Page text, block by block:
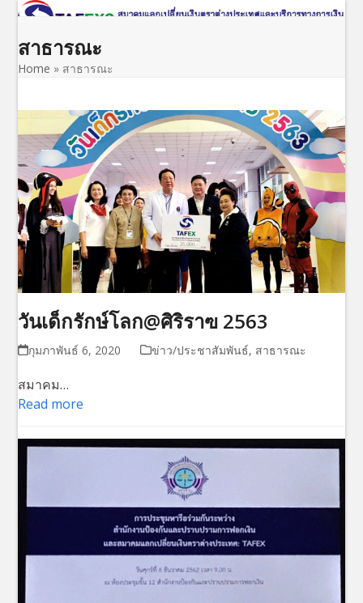
Skip
content
Open
mobile
menu
Close
mobile
menu
สาธารณะ
Home » สาธารณะ
วันเด็กรักษ์โลก@ศิริราฃ 2563
กุมภาพันธ์ 6, 2020 ข่าว/ประชาสัมพันธ์, สาธารณะ
สมาคม…
Read more